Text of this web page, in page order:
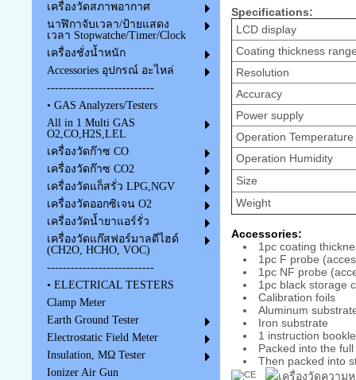
เครื่องวัดสภาพอากาศ
นาฬิกาจับเวลา/ป้ายแสดง
เวลา Stopwatche/Timer/Clock
เครื่องชั่งน้ำหนัก
Accessories อุปกรณ์ อะไหล่
---------------------------
• GAS Analyzers/Testers
All in 1 Multi GAS
O2,CO,H2S,LEL
เครื่องวัดก๊าซ CO
เครื่องวัดก๊าซ CO2
เครื่องวัดแก็สรั่ว LPG,NGV
เครื่องวัดออกซิเจน O2
เครื่องวัดน้ำยาแอร์รั่ว
เครื่องวัดแก๊สฟอร์มาลดีไฮด์
(CH2O, HCHO, VOC)
---------------------------
• ELECTRICAL TESTERS
Clamp Meter
Earth Ground Tester
Electrostatic Field Meter
Insulation, MΩ Tester
Ionizer Air Gun
Specifications:
LCD display
Coating thickness
Resolution
Accuracy
Power supply
Operation Temperature
Operation Humidity
Size
Weight
Accessories:
1pc coating
1pc F probe
1pc NF probe
1pc black storage
Calibration foils
Aluminum
Iron substrate
1 instruction
Packed into the
Then packed into